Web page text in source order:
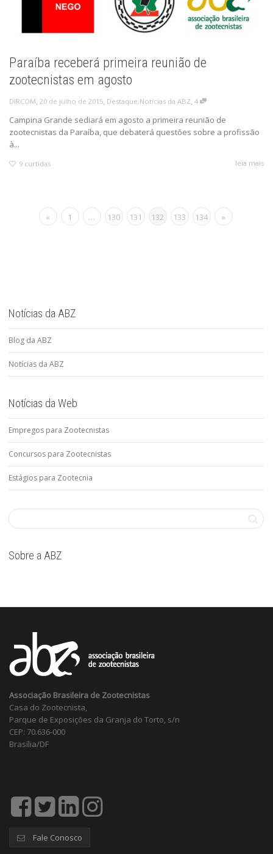
Paraíba receberá primeira reunião de
zootecnistas em agosto
DIRCOM, 20 de julho de 2015, Destaque,Notícias da ABZ, 4
Campina Grande sediará em agosto a primeira reunião de
zootecnistas da Paraíba, que debaterá questões sobre a profissão
à...
9 curtidas leia mais
« 1 … 130 131 132 133 134 »
Notícias da ABZ
Blog da ABZ
Notícias da ABZ
Notícias da Web
Empregos para Zootecnistas
Concursos para Zootecnistas
Estágios para Zootecnia
Sobre a ABZ
Associação Brasileira de Zootecnistas
Casa do Zootecnista,
Parque de Exposições da Granja do Torto, s/n
CEP: 70.636-000
Brasília/DF
Fale Conosco